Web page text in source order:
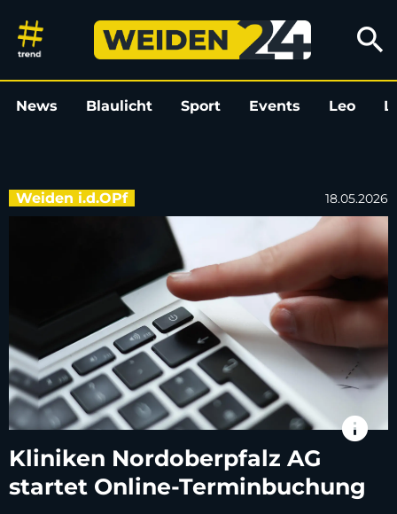
Kliniken Nordoberpfalz AG
search
News Blaulicht Sport Events Leo
Weiden i.d.OPf 18.05.2026
info
Kliniken Nordoberpfalz AG
startet Online-Terminbuchung